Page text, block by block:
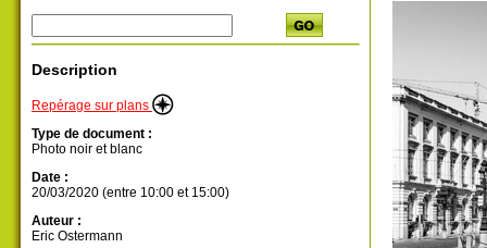
Description
Repérage sur plans
Type de document :
Photo noir et blanc
Date :
20/03/2020 (entre 10:00 et 15:00)
Auteur :
Eric Ostermann